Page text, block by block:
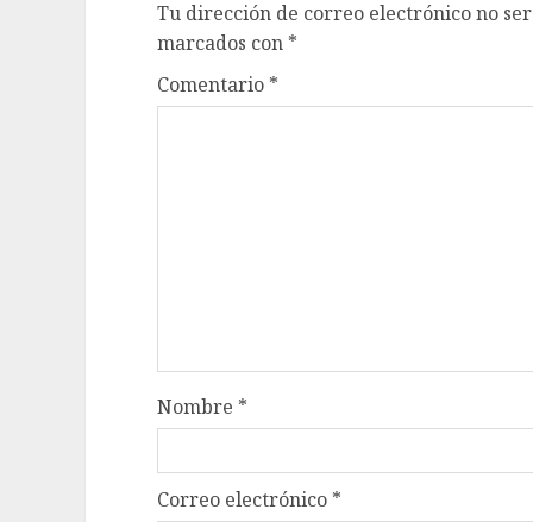
Tu dirección de correo electrónico no
marcados con *
Comentario *
Nombre *
Correo electrónico *